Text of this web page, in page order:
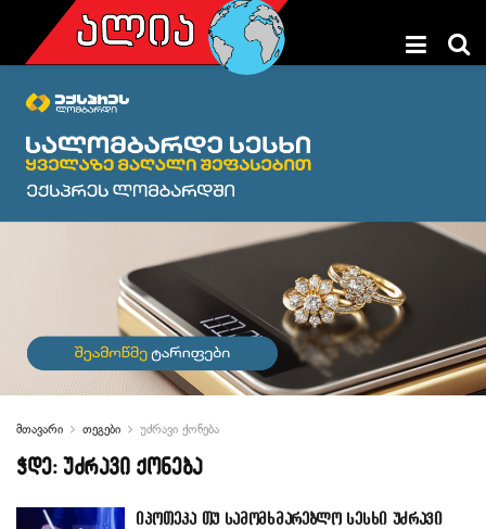
მთავარი თეგები უძრავი ქონება
ჭდე: უძრავი ქონება
იპოთეკა თუ სამომხმარებლო სესხი უძრავი